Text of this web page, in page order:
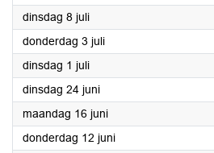
dinsdag 8 juli2025
donderdag 3 juli2025
dinsdag 1 juli2025
dinsdag 24 juni2025
maandag 16 juni2025
donderdag 12 juni2025